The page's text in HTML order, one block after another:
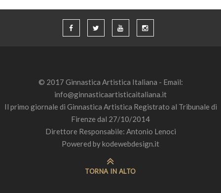
© 2017 Ginnastica Artistica Italiana - Email:
info@ginnasticaartisticaitaliana.it
Il primo giornale di Ginnastica Artistica Registrato al Tribunale di
Firenze dal 27/10/2014
Direttore Responsabile: Antonio Lenoci
Powered bykodewebdesign.it
TORNA IN ALTO